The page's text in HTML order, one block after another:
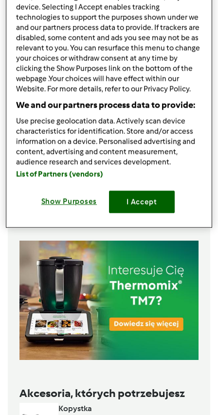
przezCórcia
opublikowany: 21/07/17
zmieniono dnia: 10/12/17
Dodaj do moich kolekcji
podziel się przepisem
Stwórz wariant
Składniki
Wariant Porterówka
Lista zakupów
Akcesoria, których potrzebujesz
Kopystka
device. Selecting I Accept enables tracking
technologies to support the purposes shown under we
and our partners process data to provide. If trackers are
disabled, some content and ads you see may not be as
relevant to you. You can resurface this menu to change
your choices or withdraw consent at any time by
clicking the Show Purposes link on the bottom of the
webpage .Your choices will have effect within our
Website. For more details, refer to our Privacy Policy.
We and our partners process data to provide:
Use precise geolocation data. Actively scan device
characteristics for identification. Store and/or access
information on a device. Personalised advertising and
content, advertising and content measurement,
audience research and services development.
List of Partners (vendors)
Show Purposes I Accept